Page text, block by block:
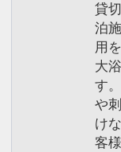
貸
泊
用
大
す
や
け
客